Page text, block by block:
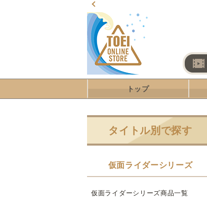
トップ
タイトル別で探す
仮面ライダーシリーズ
仮面ライダーシリーズ商品一覧